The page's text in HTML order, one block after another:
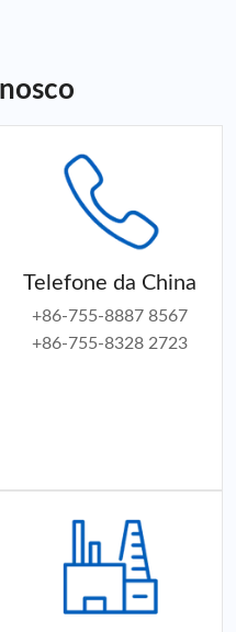
Telefone da China
+86-755-8887 8567
+86-755-8328 2723